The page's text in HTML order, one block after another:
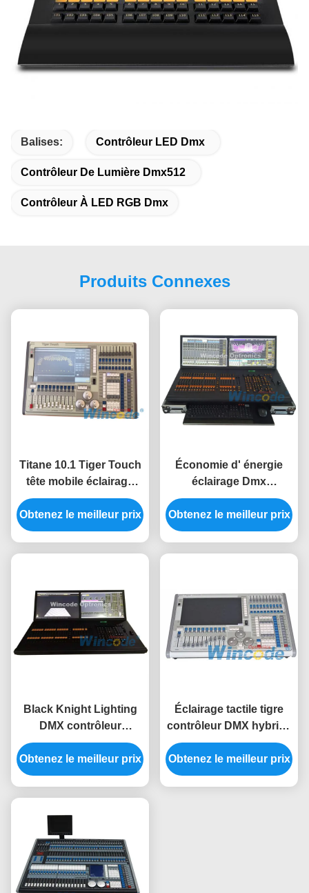
Balises: Contrôleur LED Dmx
Contrôleur De Lumière Dmx512
Contrôleur À LED RGB Dmx
Produits Connexes
Titane 10.1 Tiger Touch
tête mobile éclairage
DMX contrôleur intégré
- en UPS ininterrompu
Obtenez le meilleur prix
Économie d' énergie
éclairage Dmx
contrôleur Console
Chevalier noir Pour
grand spectacle /
Obtenez le meilleur prix
Black Knight Lighting
DMX contrôleur
empêcher les fuites de
lumière avec des
boutons mécaniques
Obtenez le meilleur prix
Éclairage tactile tigre
contrôleur DMX hybride
rapide grand écran pour
le club / KTV
Obtenez le meilleur prix